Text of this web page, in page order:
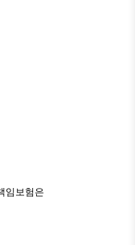
임보험은